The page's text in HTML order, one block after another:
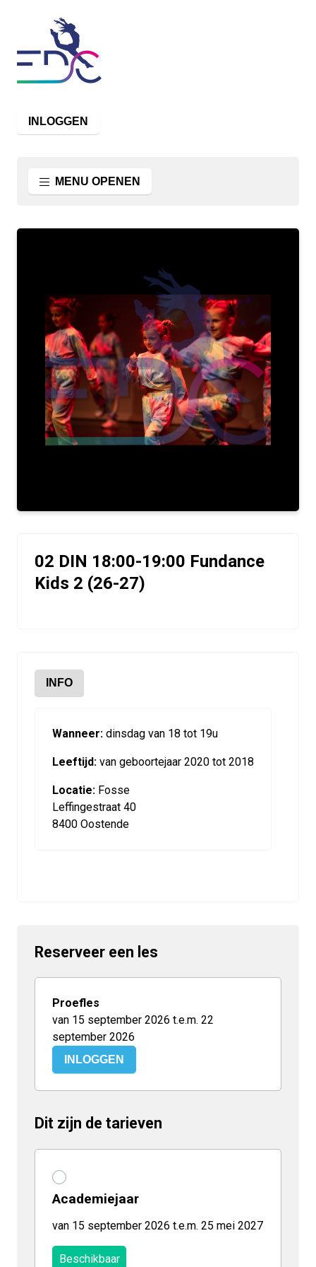
INLOGGEN
MENU OPENEN
02 DIN 18:00-19:00 Fundance
Kids 2 (26-27)
INFO
Wanneer: dinsdag van 18 tot 19u
Leeftijd: van geboortejaar 2020 tot 2018
Locatie: Fosse
Leffingestraat 40
8400 Oostende
Reserveer een les
Proefles
van 15 september 2026 t.e.m. 22
september 2026
INLOGGEN
Dit zijn de tarieven
Academiejaar
van 15 september 2026 t.e.m. 25 mei 2027
Beschikbaar